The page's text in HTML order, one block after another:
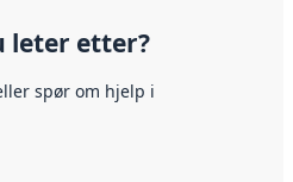
leter etter?
spør om hjelp i